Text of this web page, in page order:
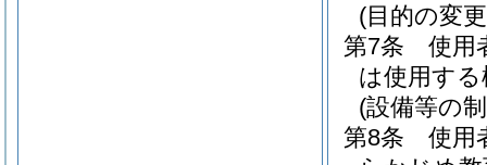
(目的の変
第7条
使用
は使用す
(設備等の
第8条
使用